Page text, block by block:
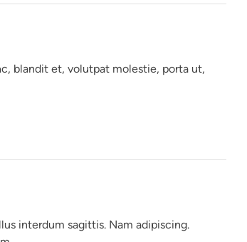
blandit et, volutpat molestie, porta ut,
interdum sagittis. Nam adipiscing.